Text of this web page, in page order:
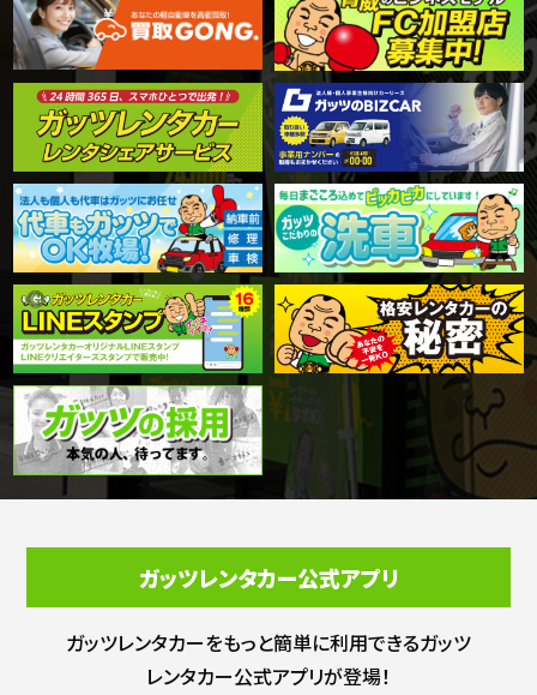
ガッツレンタカー公式アプリ
ガッツレンタカーをもっと簡単に利用できるガッツ
レンタカー公式アプリが登場！